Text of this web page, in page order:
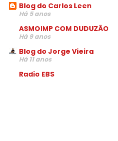
Blog do Carlos Leen
Há 5 anos
ASMOIMP COM DUDUZÃO
Há 9 anos
Blog do Jorge Vieira
Há 11 anos
Radio EBS